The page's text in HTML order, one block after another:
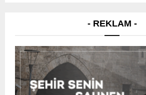
- REKLAM -